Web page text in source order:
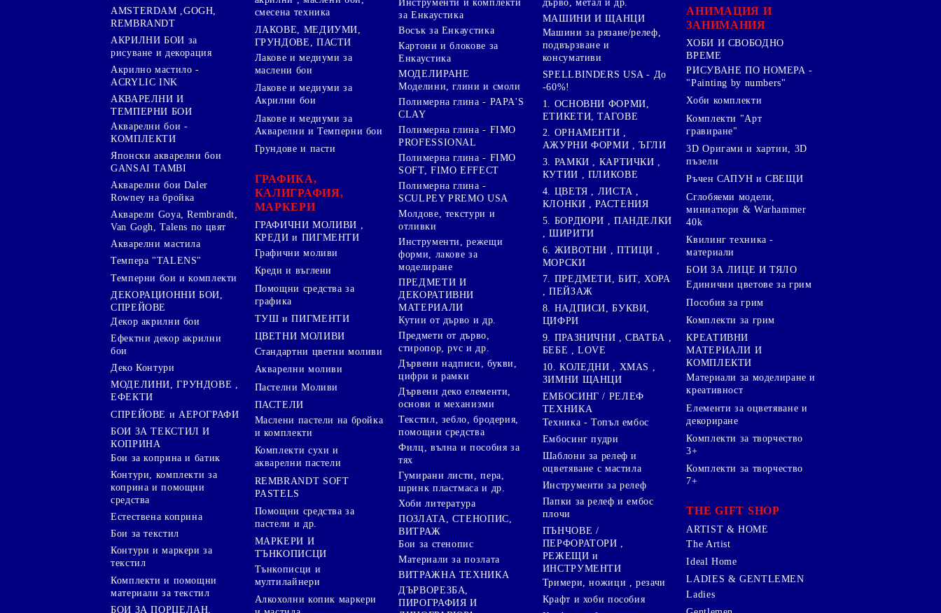
AMSTERDAM ,GOGH,
REMBRANDT
АКРИЛНИ БОИ за
рисуване и декорация
Акрилно мастило -
ACRYLIC INK
АКВАРЕЛНИ И
ТЕМПЕРНИ БОИ
Акварелни бои -
КОМПЛЕКТИ
Японски акварелни бои
GANSAI TAMBI
Акварелни бои Daler
Rowney на бройка
Акварели Goya, Rembrandt,
Van Gogh, Talens по цвят
Акварелни мастила
Темпера "TALENS"
Темперни бои и комплекти
ДЕКОРАЦИОННИ БОИ,
СПРЕЙОВЕ
Декор акрилни бои
Ефектни декор акрилни
бои
Деко Контури
МОДЕЛИНИ, ГРУНДОВЕ ,
ЕФЕКТИ
СПРЕЙОВЕ и АЕРОГРАФИ
БОИ ЗА ТЕКСТИЛ И
КОПРИНА
Бои за коприна и батик
Контури, комплекти за
коприна и помощни
средства
Естествена коприна
Бои за текстил
Контури и маркери за
текстил
Комплекти и помощни
материали за текстил
БОИ ЗА ПОРЦЕЛАН,
смесена техника
ЛАКОВЕ, МЕДИУМИ,
ГРУНДОВЕ, ПАСТИ
Лакове и медиуми за
маслени бои
Лакове и медиуми за
Акрилни бои
Лакове и медиуми за
Акварелни и Темперни бои
Грундове и пасти
ГРАФИКА,
КАЛИГРАФИЯ,
МАРКЕРИ
ГРАФИЧНИ МОЛИВИ ,
КРЕДИ и ПИГМЕНТИ
Графични моливи
Креди и въглени
Помощни средства за
графика
ТУШ и ПИГМЕНТИ
ЦВЕТНИ МОЛИВИ
Стандартни цветни моливи
Акварелни моливи
Пастелни Моливи
ПАСТЕЛИ
Маслени пастели на бройка
и комплекти
Комплекти сухи и
акварелни пастели
REMBRANDT SOFT
PASTELS
Помощни средства за
пастели и др.
МАРКЕРИ И
ТЪНКОПИСЦИ
Тънкописци и
мултилайнери
Алкохолни копик маркери
Инструменти и комплекти
за Енкаустика
Восък за Енкаустика
Картони и блокове за
Енкаустика
МОДЕЛИРАНЕ
Моделини, глини и смоли
Полимерна глина - PAPA'S
CLAY
Полимерна глина - FIMO
PROFESSIONAL
Полимерна глина - FIMO
SOFT, FIMO EFFECT
Полимерна глина -
SCULPEY PREMO USA
Молдове, текстури и
отливки
Инструменти, режещи
форми, лакове за
моделиране
ПРЕДМЕТИ И
ДЕКОРАТИВНИ
МАТЕРИАЛИ
Кутии от дърво и др.
Предмети от дърво,
стиропор, pvc и др.
Дървени надписи, букви,
цифри и рамки
Дървени деко елементи,
основи и механизми
Текстил, зебло, бродерия,
помощни средства
Филц, вълна и пособия за
тях
Гумирани листи, пера,
шринк пластмаса и др.
Хоби литература
ПОЗЛАТА, СТЕНОПИС,
ВИТРАЖ
Бои за стенопис
Материали за позлата
ВИТРАЖНА ТЕХНИКА
ДЪРВОРЕЗБА,
ПИРОГРАФИЯ И
дърво, метал и др.
МАШИНИ И ЩАНЦИ
Машини за рязане/релеф,
подвързване и
консумативи
SPELLBINDERS USA - До
-60%!
1. ОСНОВНИ ФОРМИ,
ЕТИКЕТИ, ТАГОВЕ
2. ОРНАМЕНТИ ,
АЖУРНИ ФОРМИ , ЪГЛИ
3. РАМКИ , КАРТИЧКИ ,
КУТИИ , ПЛИКОВЕ
4. ЦВЕТЯ , ЛИСТА ,
КЛОНКИ , РАСТЕНИЯ
5. БОРДЮРИ , ПАНДЕЛКИ
, ШИРИТИ
6. ЖИВОТНИ , ПТИЦИ ,
МОРСКИ
7. ПРЕДМЕТИ, БИТ, ХОРА
, ПЕЙЗАЖ
8. НАДПИСИ, БУКВИ,
ЦИФРИ
9. ПРАЗНИЧНИ , СВАТБА ,
БЕБЕ , LOVE
10. КОЛЕДНИ , XMAS ,
ЗИМНИ ЩАНЦИ
ЕМБОСИНГ / РЕЛЕФ
ТЕХНИКА
Техника - Топъл ембос
Ембосинг пудри
Шаблони за релеф и
оцветяване с мастила
Инструменти за релеф
Папки за релеф и ембос
плочи
ПЪНЧОВЕ /
ПЕРФОРАТОРИ ,
РЕЖЕЩИ и
ИНСТРУМЕНТИ
Тримери, ножици , резачи
Крафт и хоби пособия
АНИМАЦИЯ И
ЗАНИМАНИЯ
ХОБИ И СВОБОДНО
ВРЕМЕ
РИСУВАНЕ ПО НОМЕРА -
"Painting by numbers"
Хоби комплекти
Комплекти "Арт
гравиране"
3D Оригами и хартии, 3D
пъзели
Ръчен САПУН и СВЕЩИ
Сглобяеми модели,
миниатюри & Warhammer
40k
Квилинг техника -
материали
БОИ ЗА ЛИЦЕ И ТЯЛО
Единични цветове за грим
Пособия за грим
Комплекти за грим
КРЕАТИВНИ
МАТЕРИАЛИ И
КОМПЛЕКТИ
Mатериали за моделиране и
креативност
Елементи за оцветяване и
декориране
Комплекти за творчество
3+
Комплекти за творчество
7+
THE GIFT SHOP
ARTIST & HOME
The Artist
Ideal Home
LADIES & GENTLEMEN
Ladies